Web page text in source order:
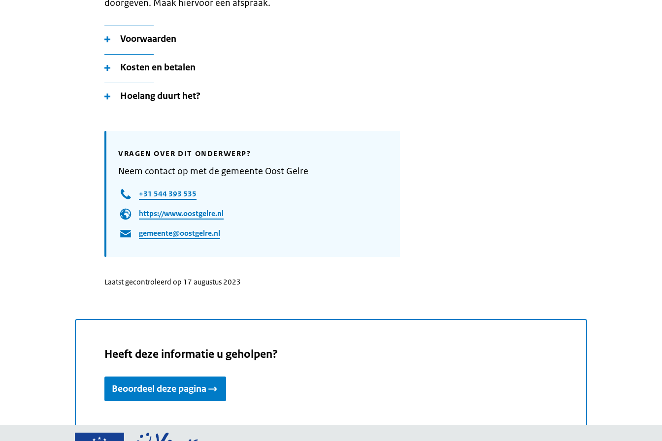
doorgeven. Maak hiervoor een afspraak.
Voorwaarden
Kosten en betalen
Hoelang duurt het?
VRAGEN OVER DIT ONDERWERP?
Neem contact op met de gemeente Oost Gelre
+31 544 393 535
https://www.oostgelre.nl
gemeente@oostgelre.nl
Laatst gecontroleerd op 17 augustus 2023
Heeft deze informatie u geholpen?
Beoordeel deze pagina